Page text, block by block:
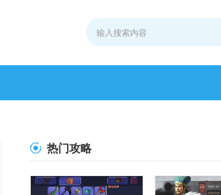
热门攻略